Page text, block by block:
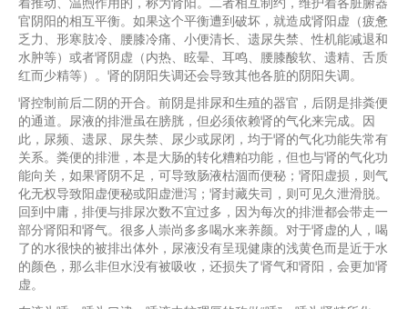
官阴阳的相互平衡。如果这个平衡遭到破坏，就造成肾阳虚（疲惫
乏力、形寒肢冷、腰膝冷痛、小便清长、遗尿失禁、性机能减退和
水肿等）或者肾阴虚（内热、眩晕、耳鸣、腰膝酸软、遗精、舌质
红而少精等）。肾的阴阳失调还会导致其他各脏的阴阳失调。
肾控制前后二阴的开合。前阴是排尿和生殖的器官，后阴是排粪便
的通道。尿液的排泄虽在膀胱，但必须依赖肾的气化来完成。因
此，尿频、遗尿、尿失禁、尿少或尿闭，均于肾的气化功能失常有
关系。粪便的排泄，本是大肠的转化糟粕功能，但也与肾的气化功
能向关，如果肾阴不足，可导致肠液枯涸而便秘；肾阳虚损，则气
化无权导致阳虚便秘或阳虚泄泻；肾封藏失司，则可见久泄滑脱。
回到中庸，排便与排尿次数不宜过多，因为每次的排泄都会带走一
部分肾阳和肾气。很多人崇尚多多喝水来养颜。对于肾虚的人，喝
了的水很快的被排出体外，尿液没有呈现健康的浅黄色而是近于水
的颜色，那么非但水没有被吸收，还损失了肾气和肾阳，会更加肾
虚。